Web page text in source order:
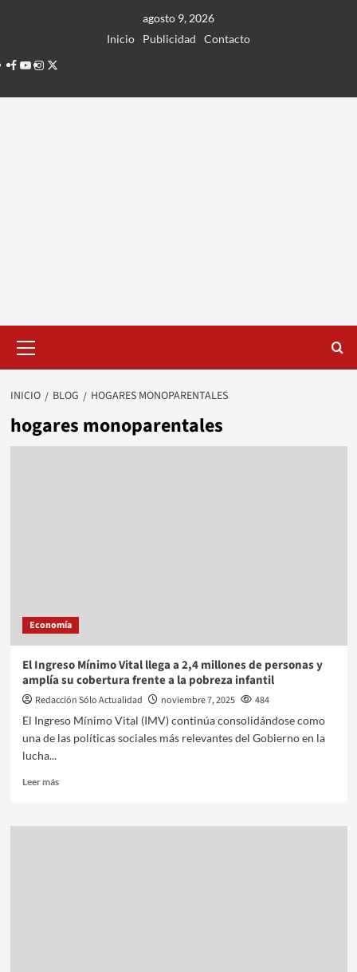
agosto 9, 2026
Inicio
Publicidad
Contacto
Facebook
Youtube
Instagram
Twitter
principal
INICIO BLOG HOGARES MONOPARENTALES
hogares monoparentales
Economía
El Ingreso Mínimo Vital llega a 2,4 millones de personas y
amplía su cobertura frente a la pobreza infantil
Redacción Sólo Actualidad noviembre 7, 2025
484
El Ingreso Mínimo Vital (IMV) continúa consolidándose como
una de las políticas sociales más relevantes del Gobierno en la
lucha...
Leer más